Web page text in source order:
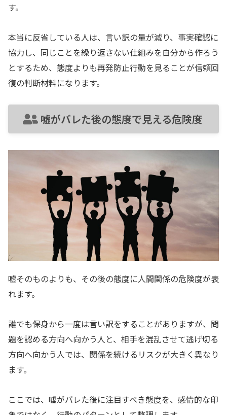
す。
本当に反省している人は、言い訳の量が減り、事実確認に
協力し、同じことを繰り返さない仕組みを自分から作ろう
とするため、態度よりも再発防止行動を見ることが信頼回
復の判断材料になります。
嘘がバレた後の態度で見える危険度
嘘そのものよりも、その後の態度に人間関係の危険度が表
れます。
誰でも保身から一度は言い訳をすることがありますが、問
題を認める方向へ向かう人と、相手を混乱させて逃げ切る
方向へ向かう人では、関係を続けるリスクが大きく異なり
ます。
ここでは、嘘がバレた後に注目すべき態度を、感情的な印